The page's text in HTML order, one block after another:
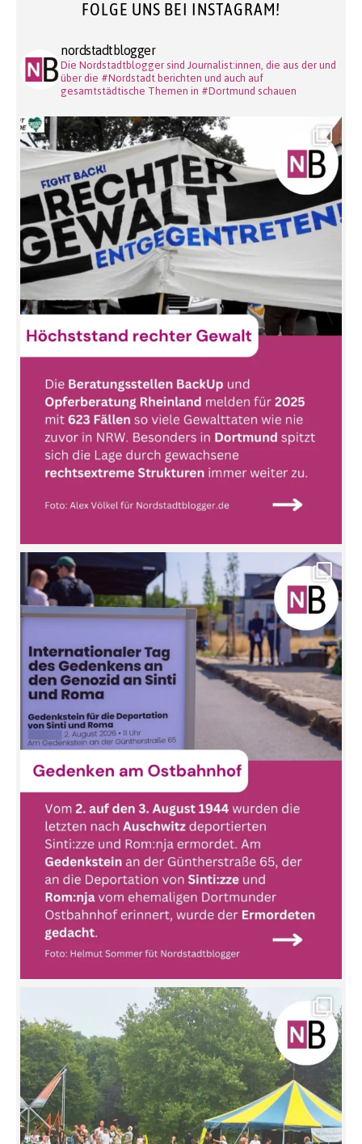
FOLGE UNS BEI INSTAGRAM!
nordstadtblogger
Die Nordstadtblogger sind Journalist:innen, die aus der und
über die #Nordstadt berichten und auch auf
gesamtstädtische Themen in #Dortmund schauen